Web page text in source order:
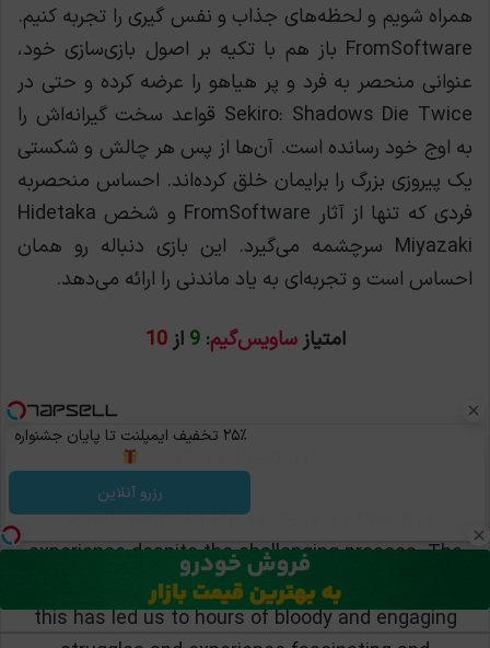
همراه شویم و لحظه‌های جذاب و نفس گیری را تجربه کنیم.
FromSoftware باز هم با تکیه بر اصول بازی‌سازی خود،
عنوانی منحصر به فرد و پر هیاهو را عرضه کرده و حتی در
Sekiro: Shadows Die Twice قواعد سخت گیرانه‌اش را
به اوج خود رسانده است. آن‌ها از پس هر چالش و شکستی
یک پیروزی بزرگ را برایمان خلق کرده‌اند. احساس منحصربه
فردی که تنها از آثار FromSoftware و شخص Hidetaka
Miyazaki سرچشمه می‌گیرد. این بازی دنباله رو همان
احساس است و تجربه‌ای به یاد ماندنی را ارائه می‌دهد.
امتیازساویس‌گیم:
9 از10
Sekiro: Shadows Die Twice is a wonderful
experience despite the challenging process. The
brutality of the game is logical in any case, and
this has led us to hours of bloody and engaging
۲۵٪ تخفیف ایمپلنت تا پایان جشنواره
رزرو آنلاین